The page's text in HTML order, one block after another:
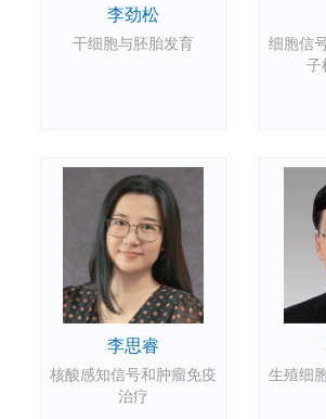
李劲松
干细胞与胚胎发育
细胞信
子
李思睿
核酸感知信号和肿瘤免疫
治疗
生殖细